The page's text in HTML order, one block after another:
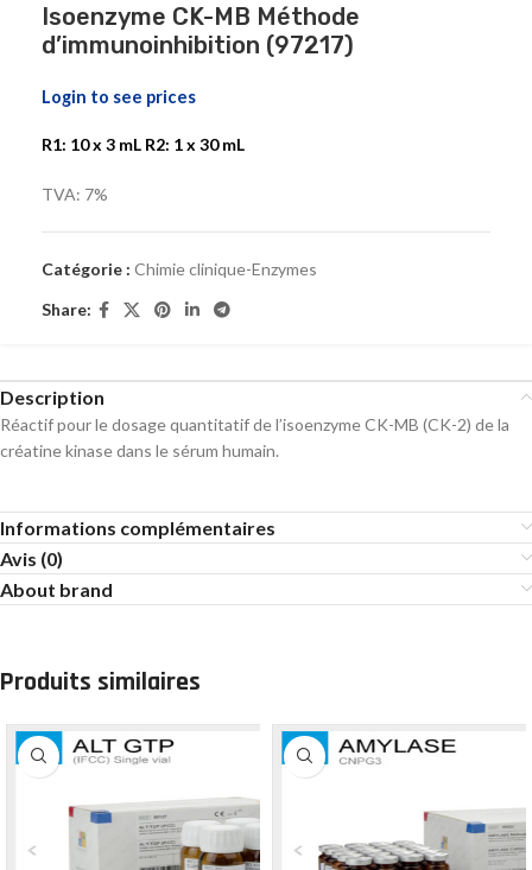
Isoenzyme CK-MB Méthode
d’immunoinhibition (97217)
Login to see prices
R1: 10 x 3 mL R2: 1 x 30 mL
TVA: 7%
Catégorie : Chimie clinique-Enzymes
Share:
Description
Réactif pour le dosage quantitatif de l’isoenzyme CK-MB (CK-2) de la
créatine kinase dans le sérum humain.
Informations complémentaires
Avis (0)
About brand
Produits similaires